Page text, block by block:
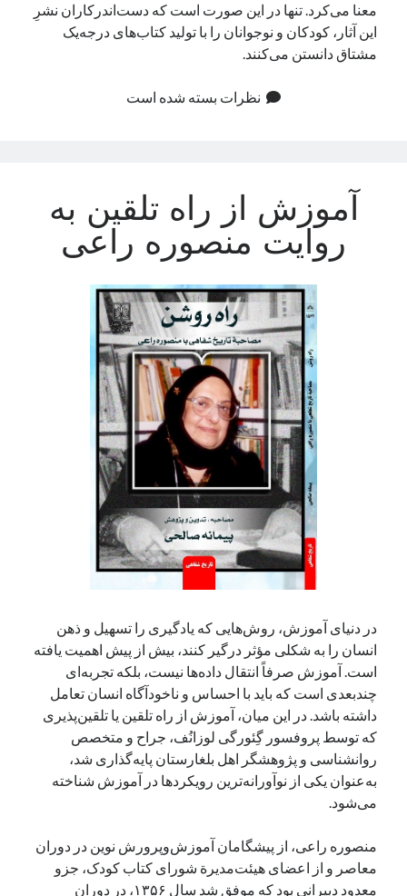
معنا می‌کرد. تنها در این صورت است که دست‌اندرکاران نشرِ
این آثار، کودکان و نوجوانان را با تولید کتاب‌های درجه‌یک
مشتاق دانستن می‌کنند.
نظرات بسته شده است
آموزش از راه تلقین به
روایت منصوره راعی
در دنیای آموزش، روش‌هایی که یادگیری را تسهیل و ذهن
انسان را به شکلی مؤثر درگیر کنند، بیش از پیش اهمیت یافته
است. آموزش صرفاً انتقال داده‌ها نیست، بلکه تجربه‌ای
چندبعدی است که باید با احساس و ناخودآگاه انسان تعامل
داشته باشد. در این میان، آموزش از راه تلقین یا تلقین‌پذیری
که توسط پروفسور گِئورگی لوزانُف، جراح و متخصص
روانشناسی و پژوهشگر اهل بلغارستان پایه‌گذاری شد،
به‌عنوان یکی از نوآورانه‌ترین رویکردها در آموزش شناخته
می‌شود.
منصوره راعی، از پیشگامان آموزش‌وپرورش نوین در دوران
معاصر و از اعضای هیئت‌مدیرة شورای کتاب کودک، جزو
معدود دبیرانی بود که موفق شد سال ۱۳۵۶، در دوران